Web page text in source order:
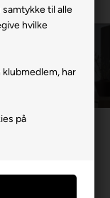
til alle
hvilke
har
på
fritidskok.